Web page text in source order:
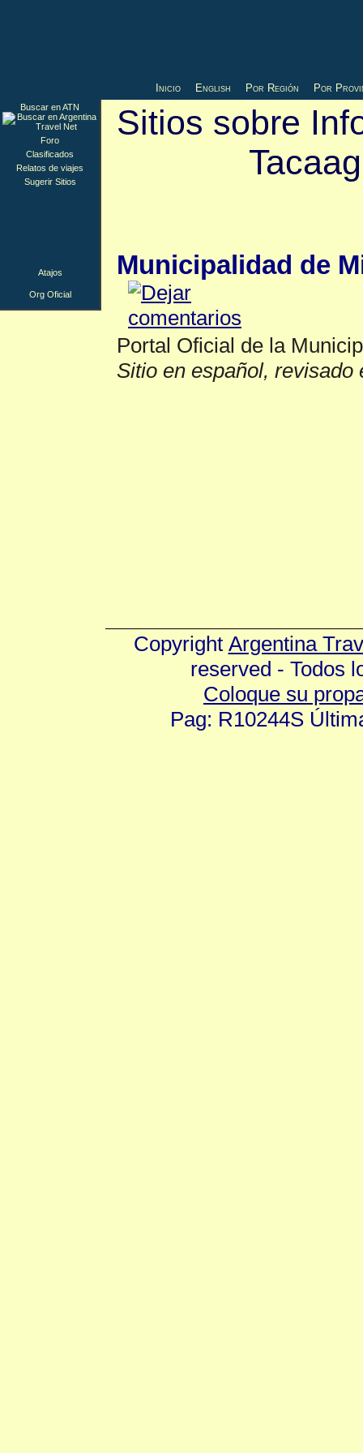
Inicio English Por Región Por
Sitios sobre
Municipalidad de
Portal Oficial de la
Sitio en español, revisado
Buscar en ATN
Foro
Clasificados
Relatos de viajes
Sugerir Sitios
Atajos
Org Oficial
Copyright Argentina
reserved - Todos
Coloque su
Pag: R10244S